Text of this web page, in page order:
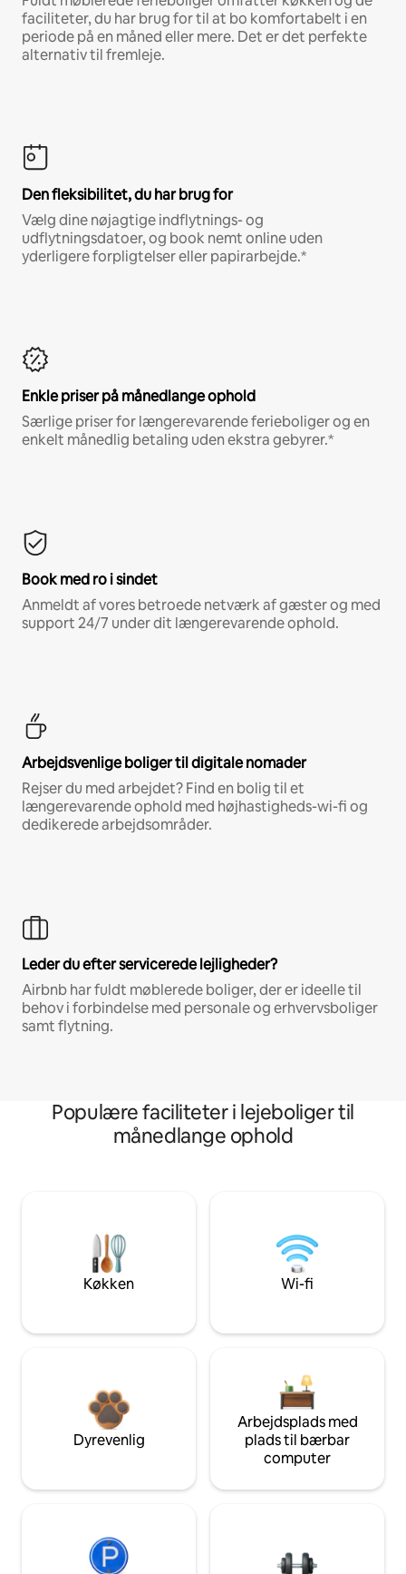
faciliteter, du har brug for til at bo komfortabelt i en
periode på en måned eller mere. Det er det perfekte
alternativ til fremleje.
Den fleksibilitet, du har brug for
Vælg dine nøjagtige indflytnings- og
udflytningsdatoer, og book nemt online uden
yderligere forpligtelser eller papirarbejde.*
Enkle priser på månedlange ophold
Særlige priser for længerevarende ferieboliger og en
enkelt månedlig betaling uden ekstra gebyrer.*
Book med ro i sindet
Anmeldt af vores betroede netværk af gæster og med
support 24/7 under dit længerevarende ophold.
Arbejdsvenlige boliger til digitale nomader
Rejser du med arbejdet? Find en bolig til et
længerevarende ophold med højhastigheds-wi-fi og
dedikerede arbejdsområder.
Leder du efter servicerede lejligheder?
Airbnb har fuldt møblerede boliger, der er ideelle til
behov i forbindelse med personale og erhvervsboliger
samt flytning.
Populære faciliteter i lejeboliger til
månedlange ophold
Køkken Wi-fi
Dyrevenlig
Arbejdsplads med
plads til bærbar
computer